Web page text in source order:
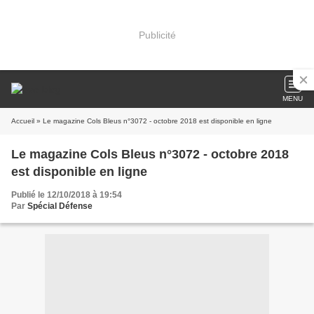
Publicité
MENU
Accueil » Le magazine Cols Bleus n°3072 - octobre 2018 est disponible en ligne
Le magazine Cols Bleus n°3072 - octobre 2018
est disponible en ligne
Publié le 12/10/2018 à 19:54
Par Spécial Défense